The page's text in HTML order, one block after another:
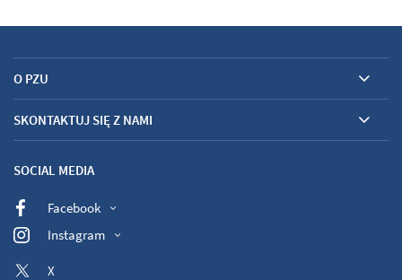
O PZU
SKONTAKTUJ SIĘ Z NAMI
SOCIAL MEDIA
Facebook
Instagram
X